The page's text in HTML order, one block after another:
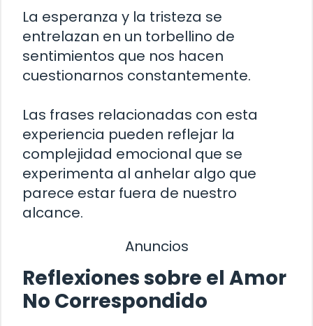
La esperanza y la tristeza se
entrelazan en un torbellino de
sentimientos que nos hacen
cuestionarnos constantemente.
Las frases relacionadas con esta
experiencia pueden reflejar la
complejidad emocional que se
experimenta al anhelar algo que
parece estar fuera de nuestro
alcance.
Anuncios
Reflexiones sobre el Amor
No Correspondido